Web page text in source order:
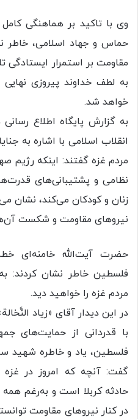
وی با تاکید بر هماهنگی
حماس و جهاد اسلامی، خاطر
مقاومت بر استمرار
به لطف خداوند پیروزی
خواهد شد.
به گزارش پایگاه اطلاع
انقلاب اسلامی با اشاره به
مردم غزه گفتند: اینکه رژیم
نظامی و پشتیبانی‌های
زنان و کودکان می‌کند، نشان
نیرو‌های مقاومت و شکست
حضرت آیت‌الله خامنه‌ای
فلسطین خاطر نشان کردند:
مردم غزه را خواهید دید.
در این دیدار آقای «زیاد
با قدردانی از حمایت‌های
فلسطین، یاد و خاطره شهید
گفت: آنچه که امروز در غزه
حادثه کربلا است و به‌رغم
در کنار نیرو‌های مقاومت